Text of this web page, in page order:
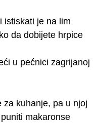
istiskati je na lim
da dobijete hrpice
u pećnici zagrijanoj
kuhanje, pa u njoj
makaronse